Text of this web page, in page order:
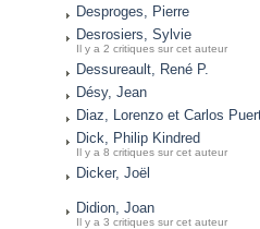
Desproges, Pierre
Desrosiers, Sylvie
Il y a 2 critiques sur cet auteur
Dessureault, René P.
Désy, Jean
Diaz, Lorenzo et Carlos
Dick, Philip Kindred
Il y a 8 critiques sur cet auteur
Dicker, Joël
Didion, Joan
Il y a 3 critiques sur cet auteur